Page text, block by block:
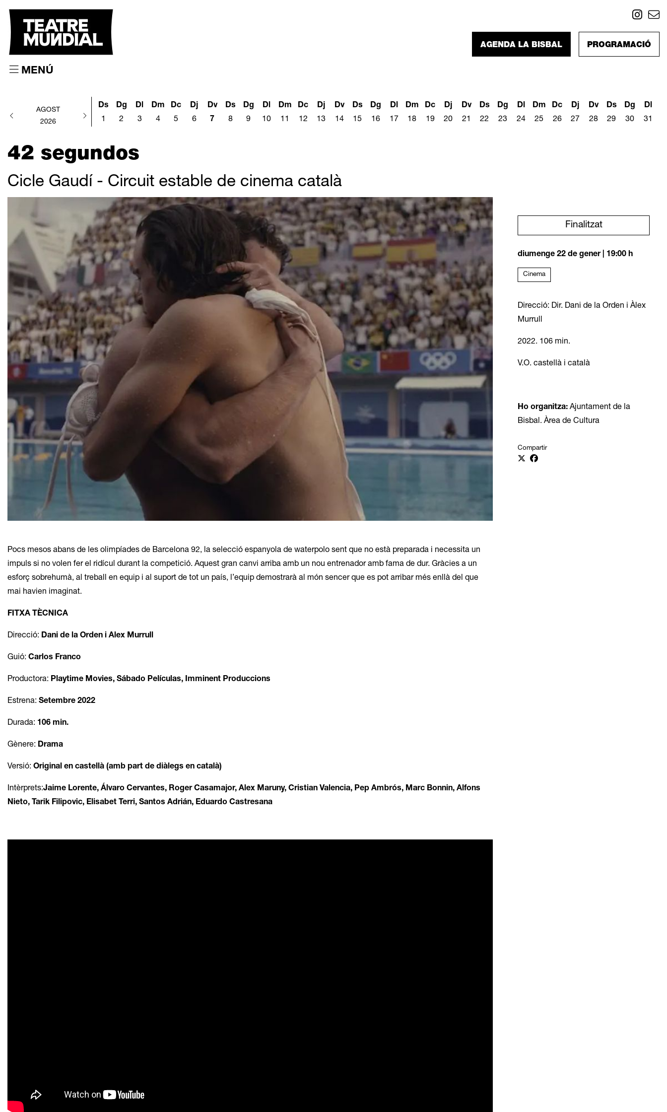
MENÚ
Link
PROGRAMACIÓ
AGENDA LA BISBAL
AGOST
2026
Ds
1
Dg
2
Dl
3
Dm
4
Dc
5
Dj
6
Dv
7
Ds
8
Dg
9
Dl
10
Dm
11
Dc
12
Dj
13
Dv
14
Ds
15
Dg
16
Dl
17
Dm
18
Dc
19
Dj
20
Dv
21
Ds
22
Dg
23
Dl
24
Dm
25
Dc
26
Dj
27
Dv
28
Ds
29
Dg
30
Dl
31
42 segundos
Cicle Gaudí - Circuit estable de cinema català
Finalitzat
diumenge 22 de gener| 19:00 h
Cinema
Direcció: Dir. Dani de la Orden i Àlex
Murrull
2022. 106 min.
V.O. castellà i català
Ho organitza: Ajuntament de la
Bisbal. Àrea de Cultura
Compartir
Pocs mesos abans de les olimpíades de Barcelona 92, la selecció espanyola de waterpolo sent que no està preparada i necessita un
impuls si no volen fer el ridícul durant la competició. Aquest gran canvi arriba amb un nou entrenador amb fama de dur. Gràcies a un
esforç sobrehumà, al treball en equip i al suport de tot un país, l’equip demostrarà al món sencer que es pot arribar més enllà del que
mai havien imaginat.
FITXA TÈCNICA
Direcció: Dani de la Orden i Alex Murrull
Guió: Carlos Franco
Productora: Playtime Movies, Sábado Películas, Imminent Produccions
Estrena: Setembre 2022
Durada: 106 min.
Gènere: Drama
Versió: Original en castellà (amb part de diàlegs en català)
Intèrprets:Jaime Lorente, Álvaro Cervantes, Roger Casamajor, Alex Maruny, Cristian Valencia, Pep Ambrós, Marc Bonnin, Alfons
Nieto, Tarik Filipovic, Elisabet Terri, Santos Adrián, Eduardo Castresana